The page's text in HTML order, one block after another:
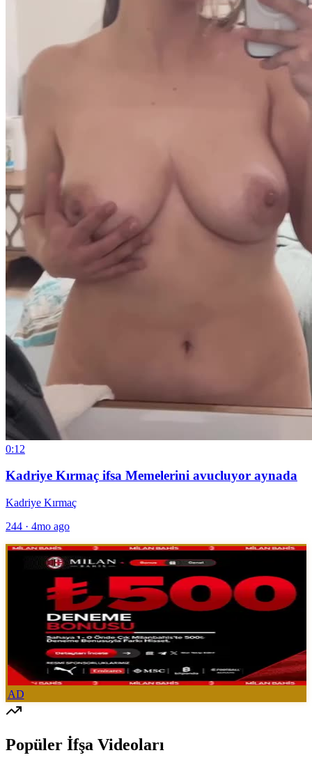
0:12
Kadriye Kırmaç ifsa Memelerini avucluyor aynada
Kadriye Kırmaç
244 · 4mo ago
AD
Popüler İfşa Videoları